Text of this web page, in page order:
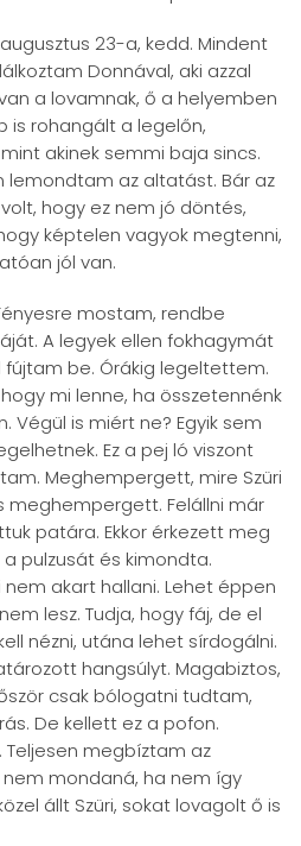
23-a, kedd. Mindent
Donnával, aki azzal
a lovamnak, ő a helyemben
is rohangált a legelőn,
akinek semmi baja sincs.
lemondtam az altatást. Bár az
hogy ez nem jó döntés,
képtelen vagyok megtenni,
jól van.
mostam, rendbe
A legyek ellen fokhagymát
fújtam be. Órákig legeltettem.
mi lenne, ha összetennénk
Végül is miért ne? Egyik sem
Ez a pej ló viszont
Meghempergett, mire Szüri
meghempergett. Felállni már
patára. Ekkor érkezett meg
pulzusát és kimondta.
akart hallani. Lehet éppen
lesz. Tudja, hogy fáj, de el
nézni, utána lehet sírdogálni.
hangsúlyt. Magabiztos,
csak bólogatni tudtam,
De kellett ez a pofon.
Teljesen megbíztam az
mondaná, ha nem így
állt Szüri, sokat lovagolt ő is